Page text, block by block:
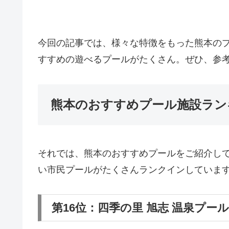
今回の記事では、様々な特徴をもった熊本の
すすめの遊べるプールがたくさん。ぜひ、参
熊本のおすすめプール施設ラ
それでは、熊本のおすすめプールをご紹介し
い市民プールがたくさんランクインしていま
第16位：四季の里 旭志 温泉プール